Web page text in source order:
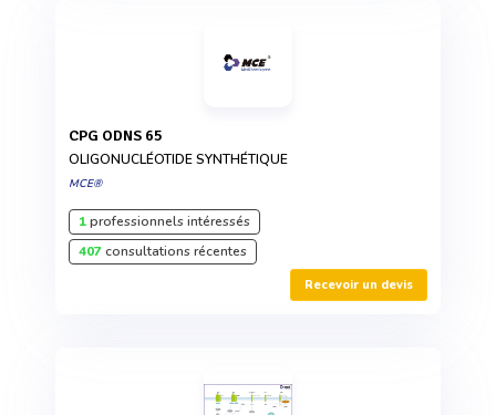
CPG ODNS 65
OLIGONUCLÉOTIDE SYNTHÉTIQUE
MCE®
1professionnels intéressés
407consultations récentes
Recevoir un devis